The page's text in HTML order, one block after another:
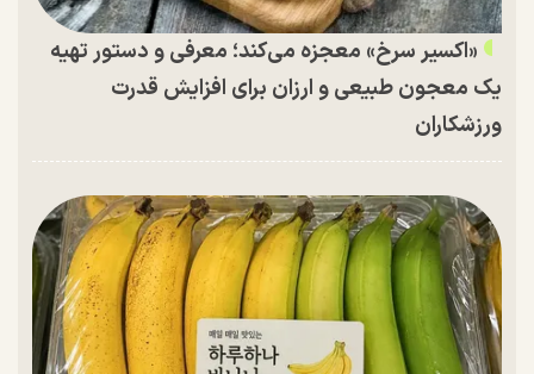
«اکسیر سرخ» معجزه می‌کند؛ معرفی و دستور تهیه
یک معجون طبیعی و ارزان برای افزایش قدرت
ورزشکاران